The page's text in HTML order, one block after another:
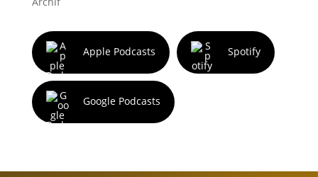
Apple Podcasts Spotify
Google Podcasts